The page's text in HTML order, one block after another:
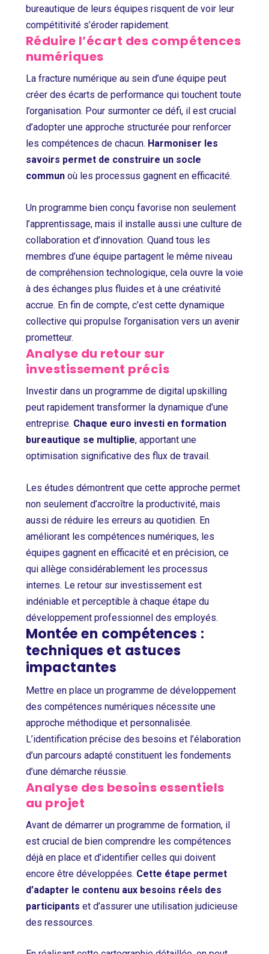
bureautique de leurs équipes risquent de voir leur
compétitivité s’éroder rapidement.
Réduire l’écart des compétences
numériques
La fracture numérique au sein d’une équipe peut
créer des écarts de performance qui touchent toute
l’organisation. Pour surmonter ce défi, il est crucial
d’adopter une approche structurée pour renforcer
les compétences de chacun. Harmoniser les
savoirs permet de construire un socle
communoù les processus gagnent en efficacité.
Un programme bien conçu favorise non seulement
l’apprentissage, mais il installe aussi une culture de
collaboration et d’innovation. Quand tous les
membres d’une équipe partagent le même niveau
de compréhension technologique, cela ouvre la voie
à des échanges plus fluides et à une créativité
accrue. En fin de compte, c’est cette dynamique
collective qui propulse l’organisation vers un avenir
prometteur.
Analyse du retour sur
investissement précis
Investir dans un programme de digital upskilling
peut rapidement transformer la dynamique d’une
entreprise. Chaque euro investi en formation
bureautique se multiplie, apportant une
optimisation significative des flux de travail.
Les études démontrent que cette approche permet
non seulement d’accroître la productivité, mais
aussi de réduire les erreurs au quotidien. En
améliorant les compétences numériques, les
équipes gagnent en efficacité et en précision, ce
qui allège considérablement les processus
internes. Le retour sur investissement est
indéniable et perceptible à chaque étape du
développement professionnel des employés.
Montée en compétences :
techniques et astuces
impactantes
Mettre en place un programme de développement
des compétences numériques nécessite une
approche méthodique et personnalisée.
L’identification précise des besoins et l’élaboration
d’un parcours adapté constituent les fondements
d’une démarche réussie.
Analyse des besoins essentiels
au projet
Avant de démarrer un programme de formation, il
est crucial de bien comprendre les compétences
déjà en place et d’identifier celles qui doivent
encore être développées. Cette étape permet
d’adapter le contenu aux besoins réels des
participants et d’assurer une utilisation judicieuse
des ressources.